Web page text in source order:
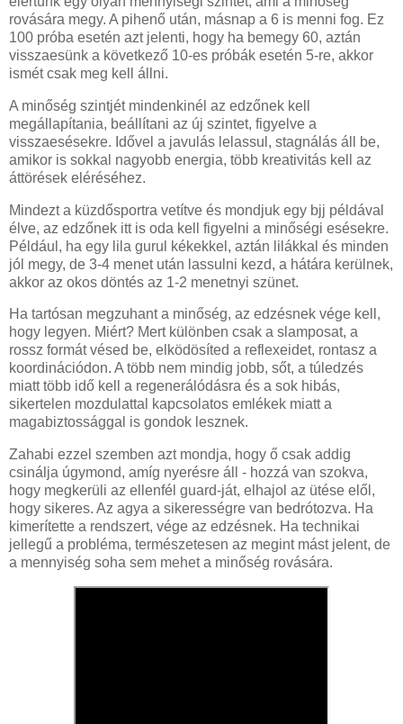
rovására megy. A pihenő után, másnap a 6 is menni fog. Ez
100 próba esetén azt jelenti, hogy ha bemegy 60, aztán
visszaesünk a következő 10-es próbák esetén 5-re, akkor
ismét csak meg kell állni.
A minőség szintjét mindenkinél az edzőnek kell
megállapítania, beállítani az új szintet, figyelve a
visszaesésekre. Idővel a javulás lelassul, stagnálás áll be,
amikor is sokkal nagyobb energia, több kreativitás kell az
áttörések eléréséhez.
Mindezt a küzdősportra vetítve és mondjuk egy bjj példával
élve, az edzőnek itt is oda kell figyelni a minőségi esésekre.
Például, ha egy lila gurul kékekkel, aztán lilákkal és minden
jól megy, de 3-4 menet után lassulni kezd, a hátára kerülnek,
akkor az okos döntés az 1-2 menetnyi szünet.
Ha tartósan megzuhant a minőség, az edzésnek vége kell,
hogy legyen. Miért? Mert különben csak a slamposat, a
rossz formát vésed be, elködösíted a reflexeidet, rontasz a
koordinációdon. A több nem mindig jobb, sőt, a túledzés
miatt több idő kell a regenerálódásra és a sok hibás,
sikertelen mozdulattal kapcsolatos emlékek miatt a
magabiztossággal is gondok lesznek.
Zahabi ezzel szemben azt mondja, hogy ő csak addig
csinálja úgymond, amíg nyerésre áll - hozzá van szokva,
hogy megkerüli az ellenfél guard-ját, elhajol az ütése elől,
hogy sikeres. Az agya a sikerességre van bedrótozva. Ha
kimerítette a rendszert, vége az edzésnek. Ha technikai
jellegű a probléma, természetesen az megint mást jelent, de
a mennyiség soha sem mehet a minőség rovására.